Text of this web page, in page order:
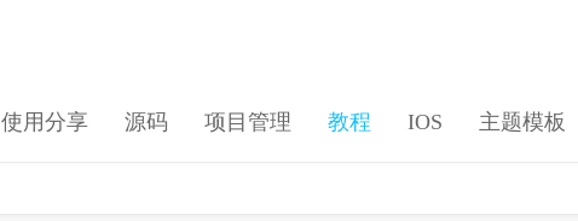
使用分享 源码 项目管理 教程 IOS 主题模板